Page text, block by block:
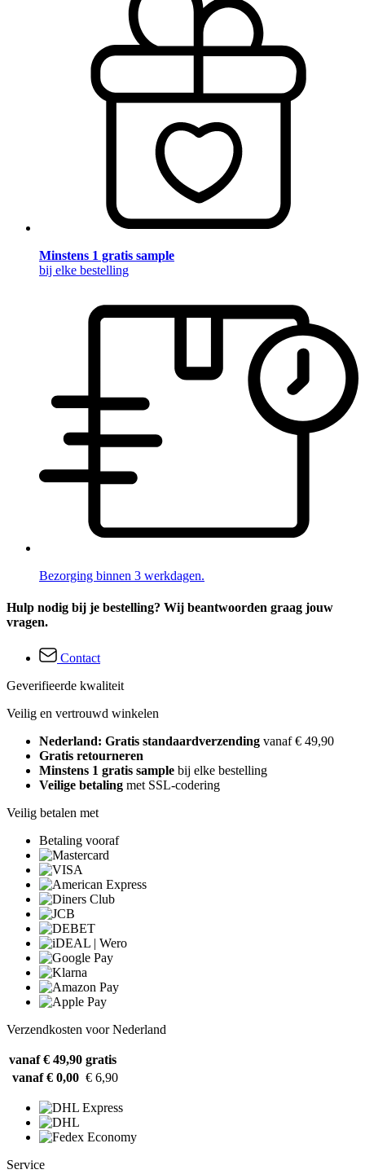
Minstens 1 gratis sample
bij elke bestelling
Bezorging binnen 3 werkdagen.
Hulp nodig bij je bestelling? Wij beantwoorden graag jouw
vragen.
Contact
Geverifieerde kwaliteit
Veilig en vertrouwd winkelen
Nederland: Gratis standaardverzending vanaf € 49,90
Gratis retourneren
Minstens 1 gratis sample bij elke bestelling
Veilige betaling met SSL-codering
Veilig betalen met
Betaling vooraf
Verzendkosten voor Nederland
vanaf € 49,90 gratis
vanaf € 0,00 € 6,90
Service